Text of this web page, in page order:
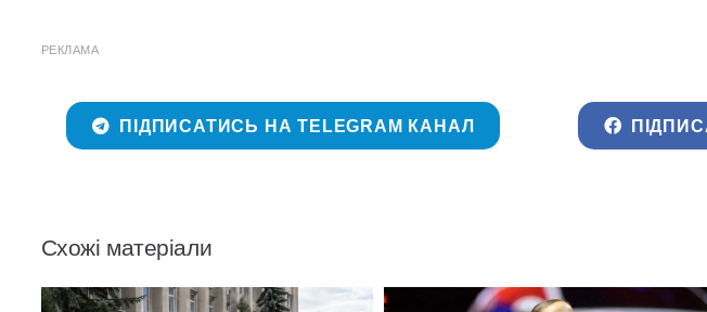
РЕКЛАМА
ПІДПИСАТИСЬ НА TELEGRAM КАНАЛ
Схожі матеріали